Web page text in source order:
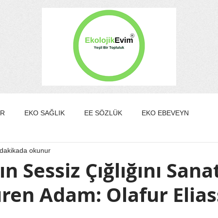
EKO SAĞLIK EE SÖZLÜK EKO EBEVEYN
GÜZELLİK
EKO YAZARLAR EKO SÖYLEŞİ
Sessiz Çığlığını
Adam: Olafur
okunur